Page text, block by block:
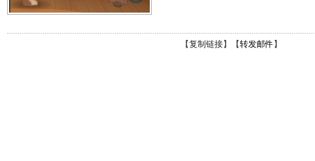
【复制链接】【转发邮件 】